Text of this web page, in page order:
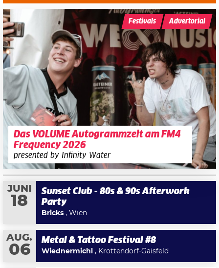
Das VOLUME Autogrammzelt am FM4
Frequency 2026
presented by Infinity Water
Festivals Advertorial
JUNI
18
Sunset Club - 80s & 90s Afterwork
Party
Bricks , Wien
AUG.
06
Metal & Tattoo Festival #8
Wiednermichl , Krottendorf-Gaisfeld